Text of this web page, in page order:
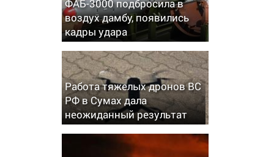
ФАБ-3000 подбросила в
воздух дамбу, появились
кадры удара
Работа тяжелых дронов ВС
РФ в Сумах дала
неожиданный результат